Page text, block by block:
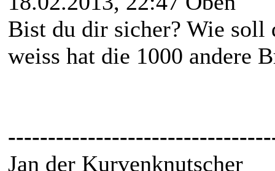
Bist du dir sicher? Wie soll
weiss hat die 1000 andere
Jan der Kurvenknutscher